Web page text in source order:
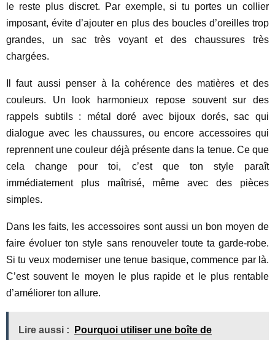
le reste plus discret. Par exemple, si tu portes un collier
imposant, évite d’ajouter en plus des boucles d’oreilles trop
grandes, un sac très voyant et des chaussures très
chargées.
Il faut aussi penser à la cohérence des matières et des
couleurs. Un look harmonieux repose souvent sur des
rappels subtils : métal doré avec bijoux dorés, sac qui
dialogue avec les chaussures, ou encore accessoires qui
reprennent une couleur déjà présente dans la tenue. Ce que
cela change pour toi, c’est que ton style paraît
immédiatement plus maîtrisé, même avec des pièces
simples.
Dans les faits, les accessoires sont aussi un bon moyen de
faire évoluer ton style sans renouveler toute ta garde-robe.
Si tu veux moderniser une tenue basique, commence par là.
C’est souvent le moyen le plus rapide et le plus rentable
d’améliorer ton allure.
Lire aussi :
Pourquoi utiliser une boîte de